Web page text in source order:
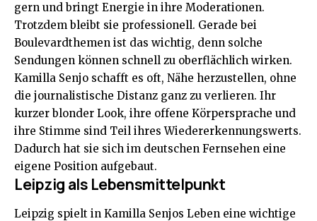
gern und bringt Energie in ihre Moderationen.
Trotzdem bleibt sie professionell. Gerade bei
Boulevardthemen ist das wichtig, denn solche
Sendungen können schnell zu oberflächlich wirken.
Kamilla Senjo schafft es oft, Nähe herzustellen, ohne
die journalistische Distanz ganz zu verlieren. Ihr
kurzer blonder Look, ihre offene Körpersprache und
ihre Stimme sind Teil ihres Wiedererkennungswerts.
Dadurch hat sie sich im deutschen Fernsehen eine
eigene Position aufgebaut.
Leipzig als Lebensmittelpunkt
Leipzig spielt in Kamilla Senjos Leben eine wichtige